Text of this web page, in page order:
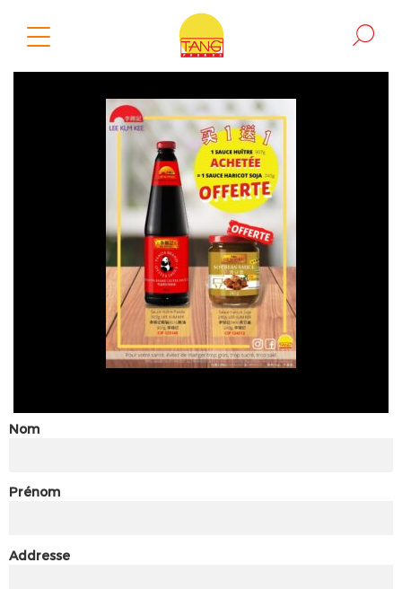
Nom
Prénom
Addresse